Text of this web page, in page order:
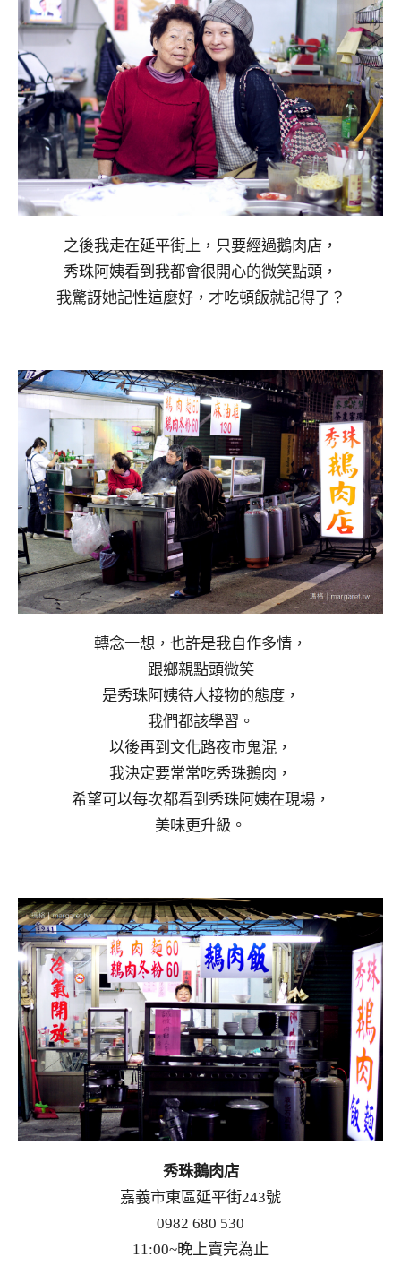
之後我走在延平街上，只要經過鵝肉店，
秀珠阿姨看到我都會很開心的微笑點頭，
我驚訝她記性這麼好，才吃頓飯就記得了？
轉念一想，也許是我自作多情，
跟鄉親點頭微笑
是秀珠阿姨待人接物的態度，
我們都該學習。
以後再到文化路夜市鬼混，
我決定要常常吃秀珠鵝肉，
希望可以每次都看到秀珠阿姨在現場，
美味更升級。
秀珠鵝肉店
嘉義市東區延平街243號
0982 680 530
11:00~晚上賣完為止